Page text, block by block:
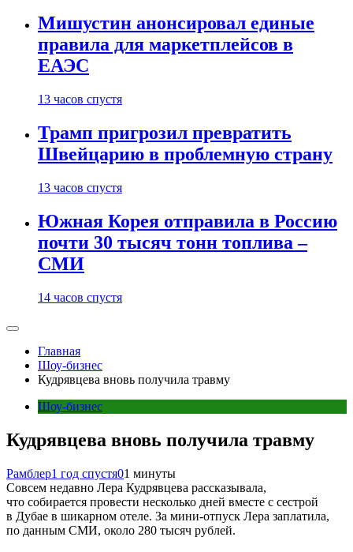
Мишустин анонсировал единые
правила для маркетплейсов в
ЕАЭС
13 часов спустя
Трамп пригрозил превратить
Швейцарию в проблемную страну
13 часов спустя
Южная Корея отправила в Россию
почти 30 тысяч тонн топлива –
СМИ
14 часов спустя
Главная
Шоу-бизнес
Кудрявцева вновь получила травму
Шоу-бизнес
Кудрявцева вновь получила травму
Рамблер1 год спустя01 минуты
Совсем недавно Лера Кудрявцева рассказывала,
что собирается провести несколько дней вместе с сестрой
в Дубае в шикарном отеле. За мини-отпуск Лера заплатила,
по данным СМИ, около 280 тысяч рублей.